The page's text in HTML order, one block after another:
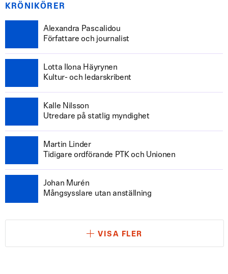
KRÖNIKÖRER
Alexandra Pascalidou
Författare och journalist
Lotta Ilona Häyrynen
Kultur- och ledarskribent
Kalle Nilsson
Utredare på statlig myndighet
Martin Linder
Tidigare ordförande PTK och Unionen
Johan Murén
Mångsysslare utan anställning
VISA FLER